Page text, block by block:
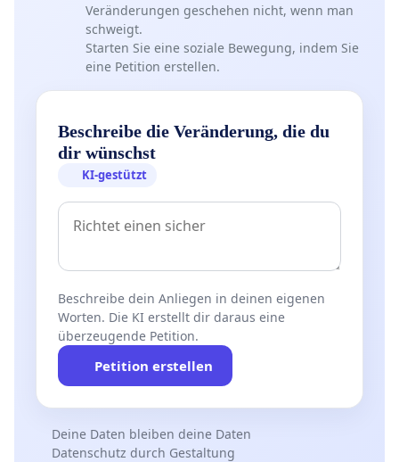
Veränderungen geschehen nicht, wenn man
schweigt.
Starten Sie eine soziale Bewegung, indem Sie
eine Petition erstellen.
Beschreibe die Veränderung, die du
dir wünschst
KI-gestützt
Beschreibe dein Anliegen in deinen eigenen
Worten. Die KI erstellt dir daraus eine
überzeugende Petition.
Petition erstellen
Deine Daten bleiben deine Daten
Datenschutz durch Gestaltung